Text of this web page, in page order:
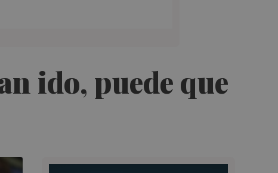
ido, puede que